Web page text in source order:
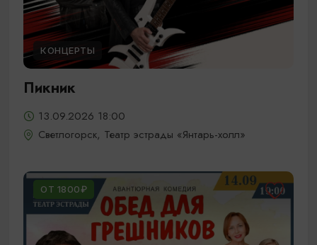
КОНЦЕРТЫ
Пикник
13.09.2026 18:00
Светлогорск, Театр эстрады «Янтарь-холл»
ОТ 1800₽